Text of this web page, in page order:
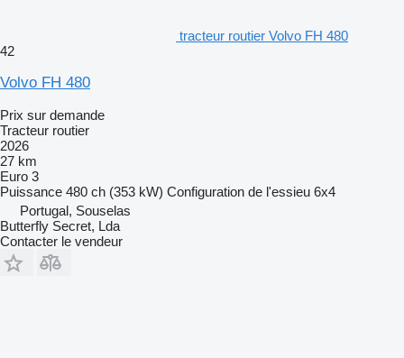
tracteur routier Volvo FH 480
42
Volvo FH 480
Prix sur demande
Tracteur routier
2026
27 km
Euro 3
Puissance 480 ch (353 kW) Configuration de l'essieu 6x4
Portugal, Souselas
Butterfly Secret, Lda
Contacter le vendeur